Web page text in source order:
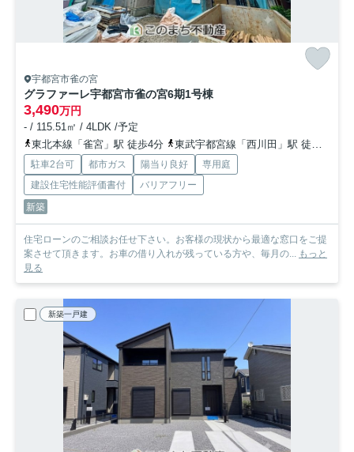
宇都宮市雀の宮
グラファーレ宇都宮市雀の宮6期1号棟
3,490万円
- / 115.51㎡ / 4LDK /予定
東北本線「雀宮」駅 徒歩4分
東武宇都宮線「西川田」駅 徒歩44分
駐車2台可 都市ガス 陽当り良好
専用庭
建設住宅性能評価書付
バリアフリー
新築
住宅ローンのご相談お任せ下さい。お客様の現状から最適な窓口をご提
案させて頂きます。お車の借り入れが残っている方や、毎月の... もっと
見る
新築一戸建